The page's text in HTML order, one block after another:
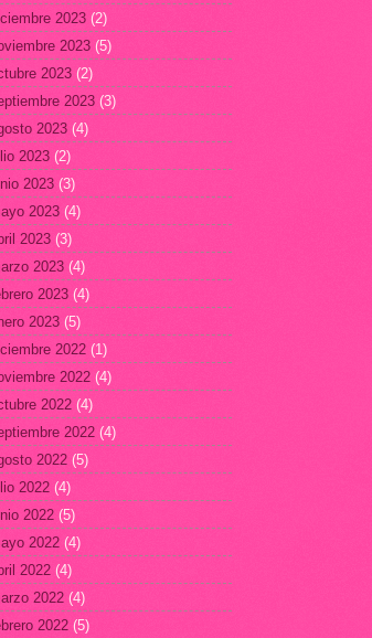
2023 (2)
2023 (5)
2023 (2)
2023 (3)
2023 (4)
2023 (2)
2023 (3)
2023 (4)
2023 (3)
2023 (4)
2023 (4)
2023 (5)
2022 (1)
2022 (4)
2022 (4)
2022 (4)
2022 (5)
2022 (4)
2022 (5)
2022 (4)
2022 (4)
2022 (4)
2022 (5)